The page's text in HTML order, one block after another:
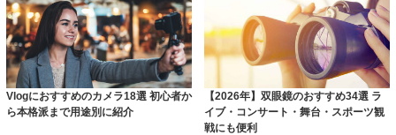
Vlogにおすすめのカメラ18選 初心者か
ら本格派まで用途別に紹介
【2026年】双眼鏡のおすすめ34選 ラ
イブ・コンサート・舞台・スポーツ観
戦にも便利